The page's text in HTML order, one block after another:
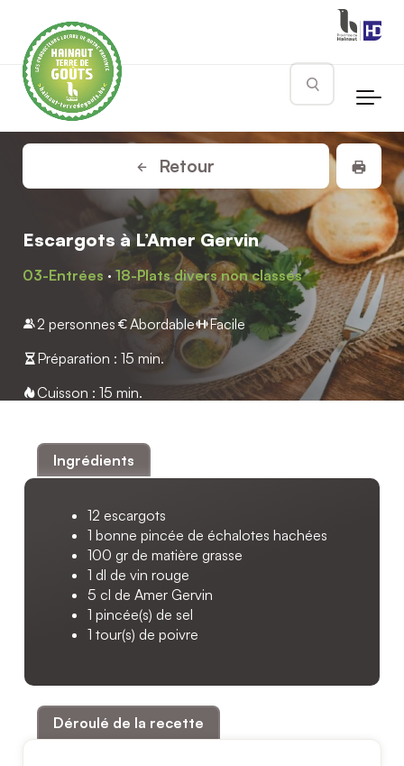
Rechercher
Retour
Escargots à L’Amer Gervin
03-Entrées · 18-Plats divers non classés
2 personnes Abordable
Facile
Préparation : 15 min.
Cuisson : 15 min.
Ingrédients
12 escargots
1 bonne pincée de échalotes hachées
100 gr de matière grasse
1 dl de vin rouge
5 cl de Amer Gervin
1 pincée(s) de sel
1 tour(s) de poivre
Déroulé de la recette